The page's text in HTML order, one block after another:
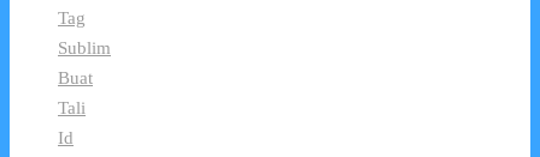
Tag
Sublim
Buat
Tali
Id